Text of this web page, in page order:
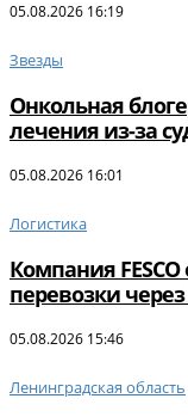
05.08.2026 16:19
Звезды
Онкольная
лечения из-за
05.08.2026 16:01
Логистика
Компания
перевозки
05.08.2026 15:46
Ленинградская область